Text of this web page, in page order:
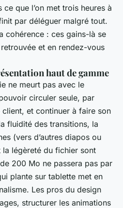
que l’on met trois heures à
par déléguer malgré tout.
cohérence : ces gains-là se
et en rendez-vous
haut de gamme
ne meurt pas avec le
circuler seule, par
et continuer à faire son
fluidité des transitions, la
(vers d’autres diapos ou
la légèreté du fichier sont
200 Mo ne passera pas par
plante sur tablette met en
Les pros du design
structurer les animations